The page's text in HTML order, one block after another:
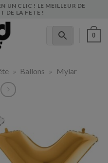
UN CLIC ! LE MEILLEUR DE
DE LA FÊTE !
0
» Ballons » Mylar